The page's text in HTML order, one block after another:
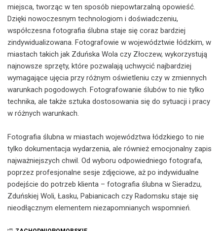
miejsca, tworząc w ten sposób niepowtarzalną opowieść.
Dzięki nowoczesnym technologiom i doświadczeniu,
współczesna fotografia ślubna staje się coraz bardziej
zindywidualizowana. Fotografowie w województwie łódzkim, w
miastach takich jak Zduńska Wola czy Złoczew, wykorzystują
najnowsze sprzęty, które pozwalają uchwycić najbardziej
wymagające ujęcia przy różnym oświetleniu czy w zmiennych
warunkach pogodowych. Fotografowanie ślubów to nie tylko
technika, ale także sztuka dostosowania się do sytuacji i pracy
w różnych warunkach.
Fotografia ślubna w miastach województwa łódzkiego to nie
tylko dokumentacja wydarzenia, ale również emocjonalny zapis
najważniejszych chwil. Od wyboru odpowiedniego fotografa,
poprzez profesjonalne sesje zdjęciowe, aż po indywidualne
podejście do potrzeb klienta – fotografia ślubna w Sieradzu,
Zduńskiej Woli, Łasku, Pabianicach czy Radomsku staje się
nieodłącznym elementem niezapomnianych wspomnień.